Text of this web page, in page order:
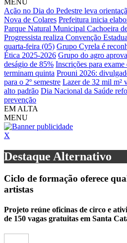
Ação no Dia do Pedestre leva
Nova de Colares Prefeitura inicia
Parque Natural Municipal Cachoeira
Progressista realiza Convenção
quarta-feira (05) Grupo Cyrela é
Ética 2025-2026 Grupo do agro
deságio de 85% Inscrições para
terminam quinta Prouni 2026:
para o 2º semestre Lazer de 32 mil m²
alto padrão Dia Nacional da Saúde
prevenção
EM ALTA
MENU
X
Destaque Alternativo
Ciclo de formação oferece
artistas
Projeto reúne oficinas de circo e
de 150 vagas gratuitas em Santa